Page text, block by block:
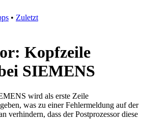
• Zuletzt
Kopfzeile
SIEMENS
wird als erste Zeile
was zu einer Fehlermeldung auf der
verhindern, dass der Postprozessor diese